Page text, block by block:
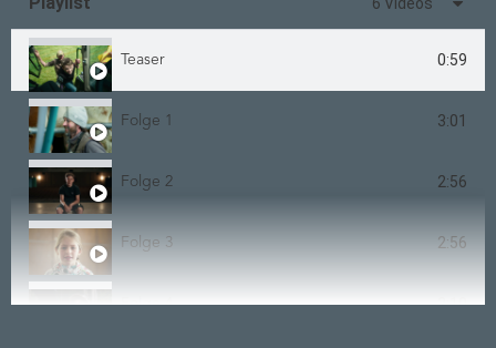
6 Videos
Teaser 0:59
Folge 1 3:01
Folge 2 2:56
Folge 3 2:56
Folge 4 2:10